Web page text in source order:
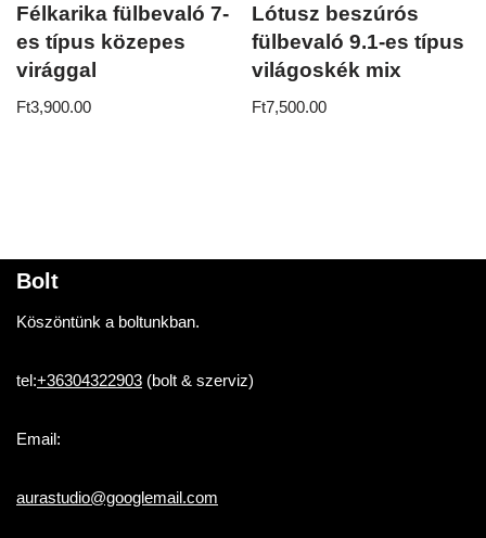
Félkarika fülbevaló 7-
es típus közepes
virággal
Ft3,900.00
Lótusz beszúrós
fülbevaló 9.1-es típus
világoskék mix
Ft7,500.00
Bolt
Köszöntünk a boltunkban.
tel:+36304322903 (bolt & szerviz)
Email:
aurastudio@googlemail.com